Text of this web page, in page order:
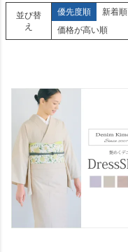
並び替
え
優先度順 新着順
価格が高い順